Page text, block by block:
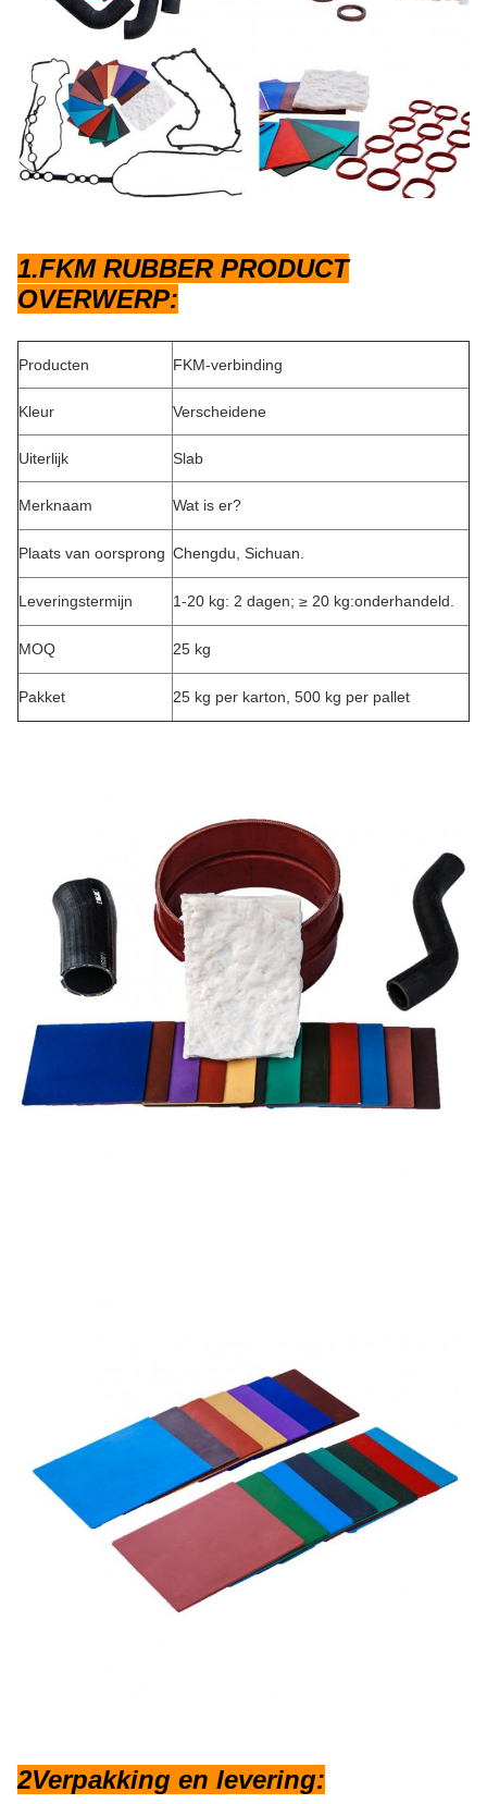
1.FKM RUBBER PRODUCT
OVERWERP:
Producten FKM-verbinding
Kleur Verscheidene
Uiterlijk Slab
Merknaam Wat is er?
Plaats van oorsprong Chengdu, Sichuan.
Leveringstermijn 1-20 kg: 2 dagen; ≥ 20 kg:onderhandeld.
MOQ 25 kg
Pakket 25 kg per karton, 500 kg per pallet
2Verpakking en levering: